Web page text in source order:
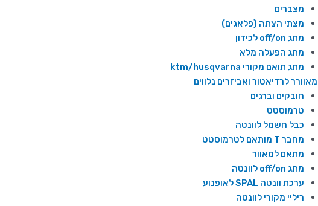
מצברים
מצתי הצתה (פלאגים)
מתג off/on לכידון
מתג הפעלה מלא
מתג תואם מקורי ktm/husqvarna
מאוורר לרדיאטור ואביזרים נלווים
חובקים וברגים
טרמוסטט
כבל חשמל לוונטה
מחבר T מותאם לטרמוסטט
מתאם למאוור
מתג off/on לוונטה
ערכת וונטה SPAL לאופנוע
ריליי מקורי לוונטה